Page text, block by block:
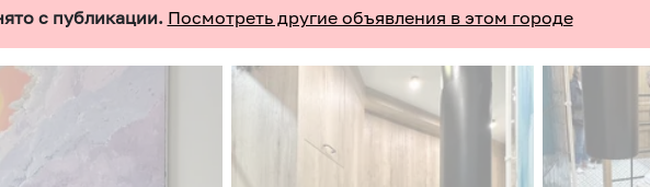
с публикации. Посмотреть другие объявления в этом городе